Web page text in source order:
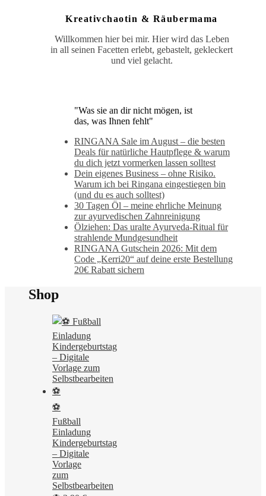
Kreativchaotin & Räubermama
Willkommen hier bei mir. Hier wird das Leben
in all seinen Facetten erlebt, gebastelt, gekleckert
und viel gelacht.
"Was sie an dir nicht mögen, ist
das, was Ihnen fehlt"
RINGANA Sale im August – die besten
Deals für natürliche Hautpflege & warum
du dich jetzt vormerken lassen solltest
Dein eigenes Business – ohne Risiko.
Warum ich bei Ringana eingestiegen bin
(und du es auch solltest)
30 Tagen Öl – meine ehrliche Meinung
zur ayurvedischen Zahnreinigung
Ölziehen: Das uralte Ayurveda-Ritual für
strahlende Mundgesundheit
RINGANA Gutschein 2026: Mit dem
Code „Kerri20“ auf deine erste Bestellung
20€ Rabatt sichern
Shop
⚽
Fußball
Einladung
Kindergeburtstag
– Digitale
Vorlage
zum
Selbstbearbeiten